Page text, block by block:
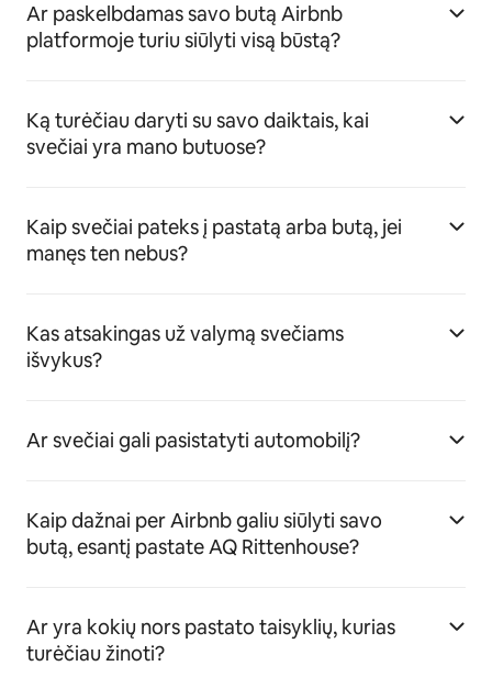
Ar paskelbdamas savo butą Airbnb
platformoje turiu siūlyti visą būstą?
Ką turėčiau daryti su savo daiktais, kai
svečiai yra mano butuose?
Kaip svečiai pateks į pastatą arba butą, jei
manęs ten nebus?
Kas atsakingas už valymą svečiams
išvykus?
Ar svečiai gali pasistatyti automobilį?
Kaip dažnai per Airbnb galiu siūlyti savo
butą, esantį pastate AQ Rittenhouse?
Ar yra kokių nors pastato taisyklių, kurias
turėčiau žinoti?